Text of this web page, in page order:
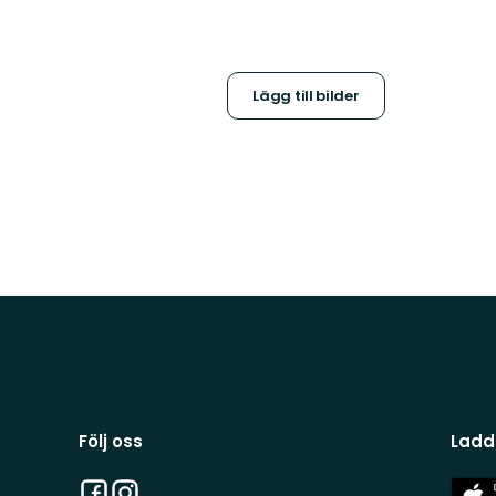
Lägg till bilder
Följ oss
Facebook
Instagram App